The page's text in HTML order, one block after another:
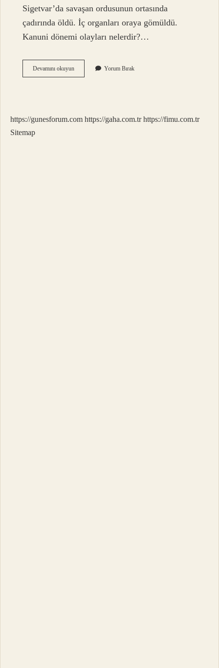
Sigetvar’da savaşan ordusunun ortasında
çadırında öldü. İç organları oraya gömüldü.
Kanuni dönemi olayları nelerdir?…
Devamını okuyunKanuni
Sultan
Yorum Bırak
https://gunesforum.com https://gaha.com.tr https://fimu.com.tr
Sitemap